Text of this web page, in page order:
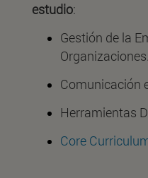
estudio:
Gestión de la
Organizaciones.
Comunicación
Herramientas
Core